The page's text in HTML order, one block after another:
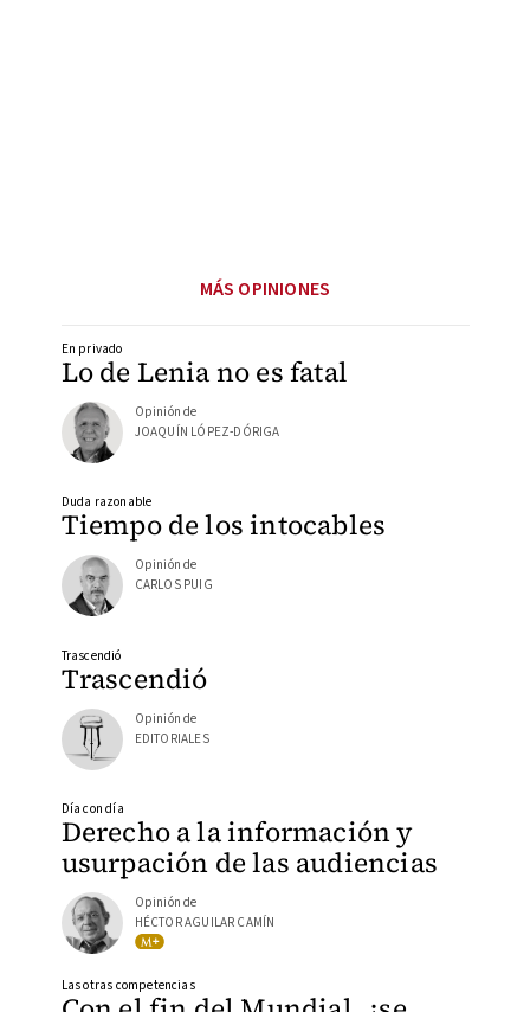
MÁS OPINIONES
Lo de Lenia no es fatal
En privado
Opinión de
JOAQUÍN LÓPEZ-DÓRIGA
Tiempo de los intocables
Duda razonable
Opinión de
CARLOS PUIG
Trascendió
Trascendió
Opinión de
EDITORIALES
Derecho a la información y
usurpación de las audiencias
Día con día
Opinión de
HÉCTOR AGUILAR CAMÍN
Las otras competencias